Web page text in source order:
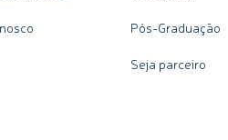
Pós-Graduação
Seja parceiro